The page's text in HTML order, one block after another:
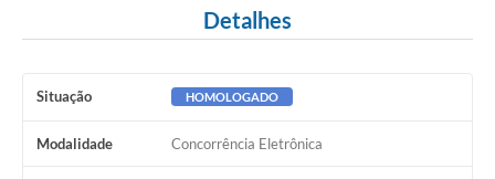
Detalhes
Situação HOMOLOGADO
Modalidade Concorrência Eletrônica